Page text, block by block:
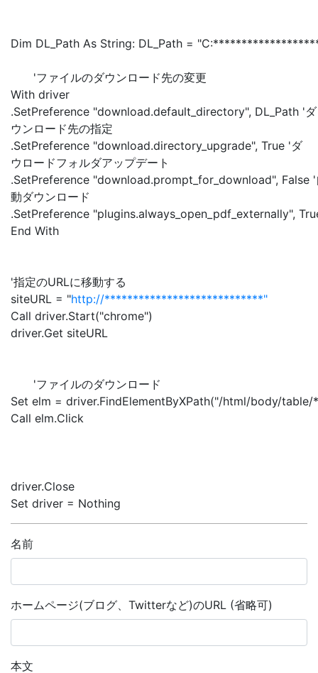
Dim DL_Path As String: DL_Path =
'ファイルのダウンロード先の変更
With driver
.SetPreference "download.default_directory", DL_Path 'ダ
ウンロード先の指定
.SetPreference "download.directory_upgrade", True 'ダ
ウロードフォルダアップデート
.SetPreference "download.prompt_for_download", False '
動ダウンロード
.SetPreference "plugins.always_open_pdf_externally",
End With
'指定のURLに移動する
siteURL = "http://****************************"
Call driver.Start("chrome")
driver.Get siteURL
'ファイルのダウンロード
Set elm = driver.FindElementByXPath("/html/body/
Call elm.Click
driver.Close
Set driver = Nothing
名前
ホームページ(ブログ、Twitterなど)のURL (省略可)
本文